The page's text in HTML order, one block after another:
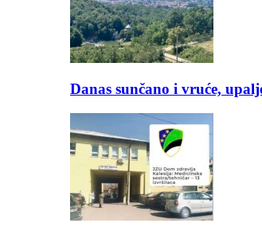
Danas sunčano i vruće,